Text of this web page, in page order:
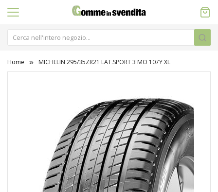
Home MICHELIN 295/35ZR21 LAT.SPORT 3 MO 107Y XL